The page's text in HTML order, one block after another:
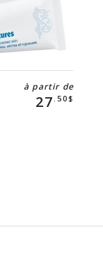
à partir de
27.50$